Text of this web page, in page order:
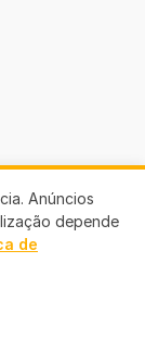
Anúncios
depende
de